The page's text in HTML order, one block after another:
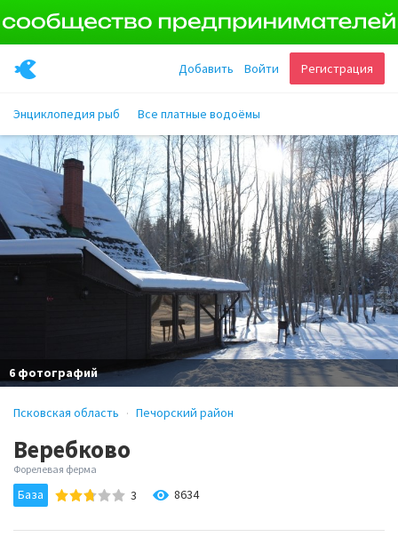
Регистрация
Войти
Добавить
Энциклопедия рыб Все платные водоёмы
6 фотографий
Псковская область Печорский район
Веребково
Форелевая ферма
База 3 8634